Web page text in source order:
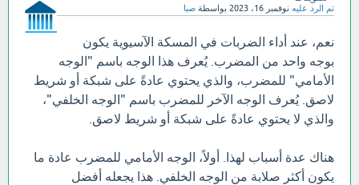
تم الرد عليه نوفمبر 16، 2023 بواسطة صبا
نعم، عند أداء الضربات في المسكة الآسيوية يكون
بوجه واحد من المضرب. يُعرف هذا الوجه باسم "الوجه
الأمامي" للمضرب، والذي يحتوي عادةً على شبكة أو شريط
لاصق. يُعرف الوجه الآخر للمضرب باسم "الوجه الخلفي"،
والذي لا يحتوي عادةً على شبكة أو شريط لاصق.
هناك عدة أسباب لهذا. أولاً، الوجه الأمامي للمضرب عادة ما
يكون أكثر صلابة من الوجه الخلفي. هذا يجعله أفضل